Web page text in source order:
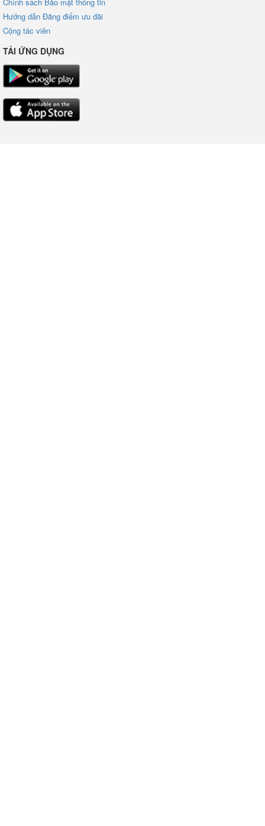
Chính sách Bảo mật thông tin
Hướng dẫn Đăng điểm ưu đãi
Cộng tác viên
TẢI ỨNG DỤNG